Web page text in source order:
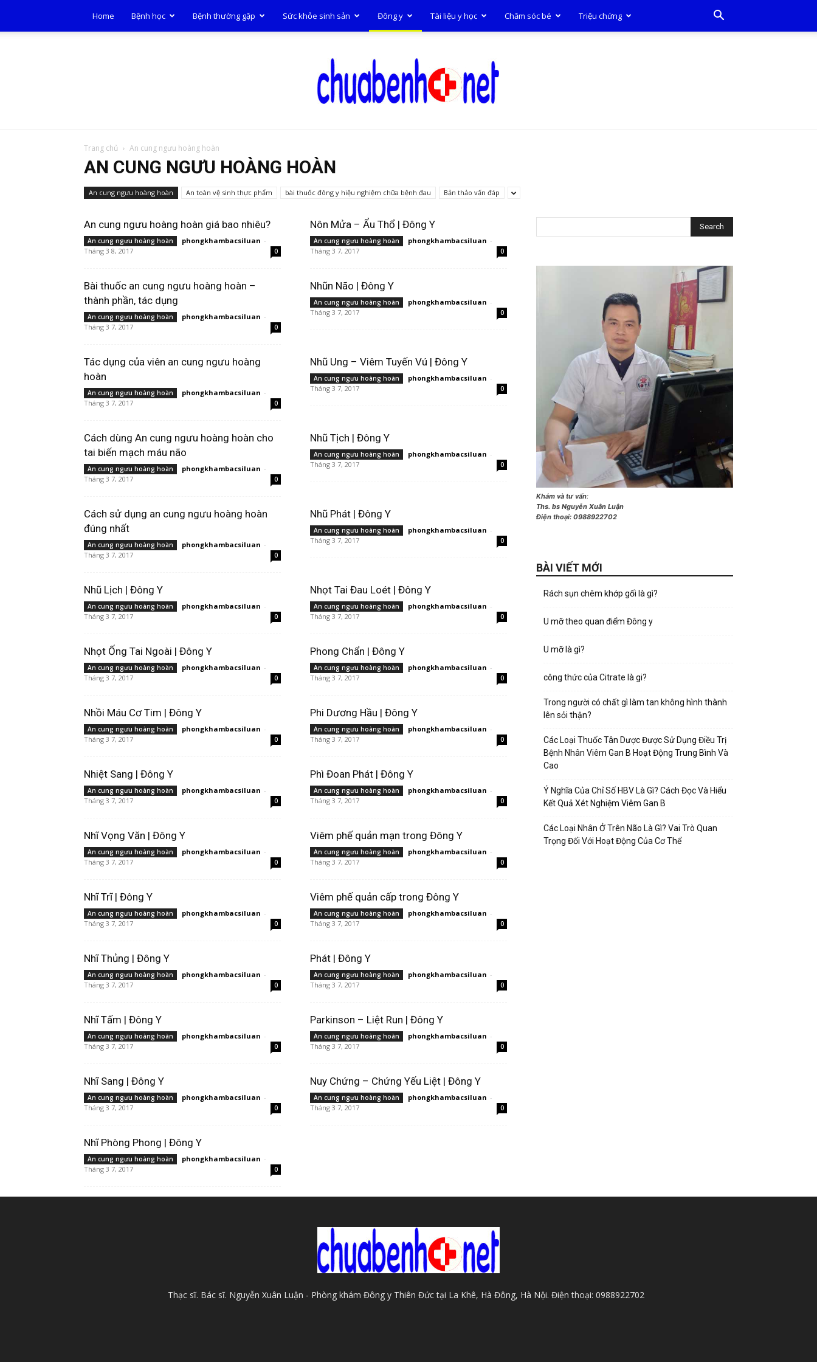
Home Bệnh học Bệnh thường gặp Sức khỏe sinh sản Đông y Tài liệu y học Chăm sóc bé Triệu chứng
Trang chủ An cung ngưu hoàng hoàn
AN CUNG NGƯU HOÀNG HOÀN
An cung ngưu hoàng hoàn An toàn vệ sinh thực phẩm bài thuốc đông y hiệu nghiệm chữa bệnh đau Bản thảo vấn đáp
An cung ngưu hoàng hoàn giá bao nhiêu?
An cung ngưu hoàng hoàn phongkhambacsiluan -
Tháng 3 8, 2017
0
Nôn Mửa – Ẩu Thổ | Đông Y
An cung ngưu hoàng hoàn phongkhambacsiluan -
Tháng 3 7, 2017
0
Bài thuốc an cung ngưu hoàng hoàn –
thành phần, tác dụng
An cung ngưu hoàng hoàn phongkhambacsiluan -
Tháng 3 7, 2017
0
Nhũn Não | Đông Y
An cung ngưu hoàng hoàn phongkhambacsiluan -
Tháng 3 7, 2017
0
Tác dụng của viên an cung ngưu hoàng
hoàn
An cung ngưu hoàng hoàn phongkhambacsiluan -
Tháng 3 7, 2017
0
Nhũ Ung – Viêm Tuyến Vú | Đông Y
An cung ngưu hoàng hoàn phongkhambacsiluan -
Tháng 3 7, 2017
0
Cách dùng An cung ngưu hoàng hoàn cho
tai biến mạch máu não
An cung ngưu hoàng hoàn phongkhambacsiluan -
Tháng 3 7, 2017
0
Nhũ Tịch | Đông Y
An cung ngưu hoàng hoàn phongkhambacsiluan -
Tháng 3 7, 2017
0
Cách sử dụng an cung ngưu hoàng hoàn
đúng nhất
An cung ngưu hoàng hoàn phongkhambacsiluan -
Tháng 3 7, 2017
0
Nhũ Phát | Đông Y
An cung ngưu hoàng hoàn phongkhambacsiluan -
Tháng 3 7, 2017
0
Nhũ Lịch | Đông Y
An cung ngưu hoàng hoàn phongkhambacsiluan -
Tháng 3 7, 2017
0
Nhọt Tai Đau Loét | Đông Y
An cung ngưu hoàng hoàn phongkhambacsiluan -
Tháng 3 7, 2017
0
Nhọt Ống Tai Ngoài | Đông Y
An cung ngưu hoàng hoàn phongkhambacsiluan -
Tháng 3 7, 2017
0
Phong Chẩn | Đông Y
An cung ngưu hoàng hoàn phongkhambacsiluan -
Tháng 3 7, 2017
0
Nhồi Máu Cơ Tim | Đông Y
An cung ngưu hoàng hoàn phongkhambacsiluan -
Tháng 3 7, 2017
0
Phi Dương Hầu | Đông Y
An cung ngưu hoàng hoàn phongkhambacsiluan -
Tháng 3 7, 2017
0
Nhiệt Sang | Đông Y
An cung ngưu hoàng hoàn phongkhambacsiluan -
Tháng 3 7, 2017
0
Phì Đoan Phát | Đông Y
An cung ngưu hoàng hoàn phongkhambacsiluan -
Tháng 3 7, 2017
0
Nhĩ Vọng Văn | Đông Y
An cung ngưu hoàng hoàn phongkhambacsiluan -
Tháng 3 7, 2017
0
Viêm phế quản mạn trong Đông Y
An cung ngưu hoàng hoàn phongkhambacsiluan -
Tháng 3 7, 2017
0
Nhĩ Trĩ | Đông Y
An cung ngưu hoàng hoàn phongkhambacsiluan -
Tháng 3 7, 2017
0
Viêm phế quản cấp trong Đông Y
An cung ngưu hoàng hoàn phongkhambacsiluan -
Tháng 3 7, 2017
0
Nhĩ Thủng | Đông Y
An cung ngưu hoàng hoàn phongkhambacsiluan -
Tháng 3 7, 2017
0
Phát | Đông Y
An cung ngưu hoàng hoàn phongkhambacsiluan -
Tháng 3 7, 2017
0
Nhĩ Tấm | Đông Y
An cung ngưu hoàng hoàn phongkhambacsiluan -
Tháng 3 7, 2017
0
Parkinson – Liệt Run | Đông Y
An cung ngưu hoàng hoàn phongkhambacsiluan -
Tháng 3 7, 2017
0
Nhĩ Sang | Đông Y
An cung ngưu hoàng hoàn phongkhambacsiluan -
Tháng 3 7, 2017
0
Nuy Chứng – Chứng Yếu Liệt | Đông Y
An cung ngưu hoàng hoàn phongkhambacsiluan -
Tháng 3 7, 2017
0
Nhĩ Phòng Phong | Đông Y
An cung ngưu hoàng hoàn phongkhambacsiluan -
Tháng 3 7, 2017
0
Khám và tư vấn:
Ths. bs Nguyễn Xuân Luận
Điện thoại: 0988922702
BÀI VIẾT MỚI
Rách sụn chêm khớp gối là gì?
U mỡ theo quan điểm Đông y
U mỡ là gì?
công thức của Citrate là gi?
Trong người có chất gì làm tan không hình thành
lên sỏi thận?
Các Loại Thuốc Tân Dược Được Sử Dụng Điều Trị
Bệnh Nhân Viêm Gan B Hoạt Động Trung Bình Và
Cao
Ý Nghĩa Của Chỉ Số HBV Là Gì? Cách Đọc Và Hiểu
Kết Quả Xét Nghiệm Viêm Gan B
Các Loại Nhân Ở Trên Não Là Gì? Vai Trò Quan
Trọng Đối Với Hoạt Động Của Cơ Thể
Thạc sĩ. Bác sĩ. Nguyễn Xuân Luận - Phòng khám Đông y Thiên Đức tại La Khê, Hà Đông, Hà Nội. Điện thoại: 0988922702